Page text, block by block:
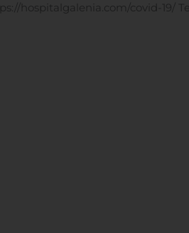
hospitalgalenia.com/covid-19/ Te